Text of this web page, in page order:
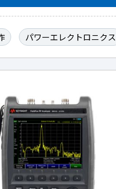
パワーエレクトロニクス